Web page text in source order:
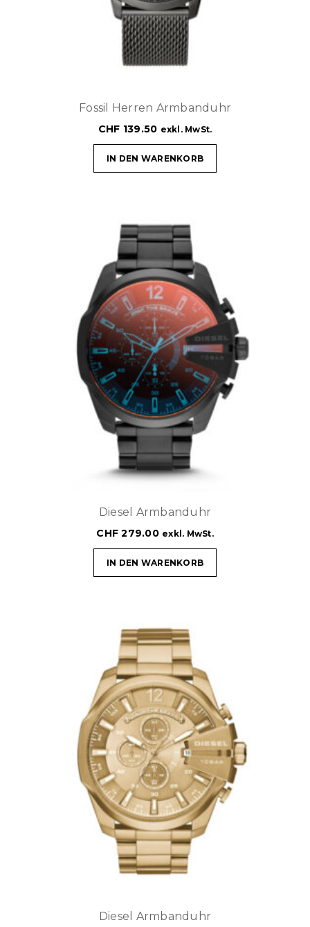
Fossil Herren Armbanduhr
CHF 139.50 exkl. MwSt.
IN DEN WARENKORB
Diesel Armbanduhr
CHF 279.00 exkl. MwSt.
IN DEN WARENKORB
Diesel Armbanduhr